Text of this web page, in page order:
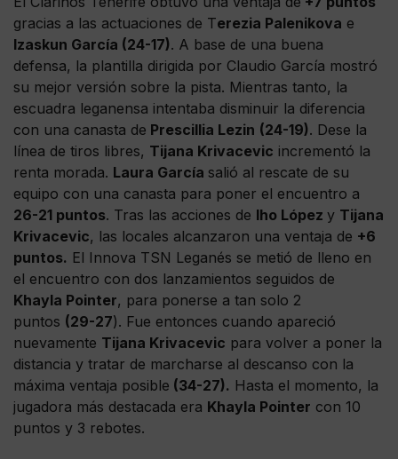
gracias a las actuaciones de Terezia Palenikova e
Izaskun García (24-17). A base de una buena
defensa, la plantilla dirigida por Claudio García mostró
su mejor versión sobre la pista. Mientras tanto, la
escuadra leganensa intentaba disminuir la diferencia
con una canasta de Prescillia Lezin (24-19). Dese la
línea de tiros libres, Tijana Krivacevic incrementó la
renta morada. Laura García salió al rescate de su
equipo con una canasta para poner el encuentro a
26-21 puntos. Tras las acciones de Iho López y Tijana
Krivacevic, las locales alcanzaron una ventaja de +6
puntos. El Innova TSN Leganés se metió de lleno en
el encuentro con dos lanzamientos seguidos de
Khayla Pointer, para ponerse a tan solo 2
puntos (29-27). Fue entonces cuando apareció
nuevamente Tijana Krivacevic para volver a poner la
distancia y tratar de marcharse al descanso con la
máxima ventaja posible (34-27). Hasta el momento, la
jugadora más destacada era Khayla Pointer con 10
puntos y 3 rebotes.